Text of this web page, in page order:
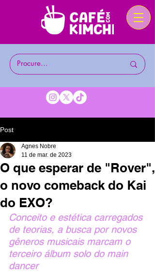
Post
O que esperar de "Rover",
o novo comeback do Kai
do EXO?
Agnes Nobre
11 de mar. de 2023
Conceito e estética carregados
de teorias, a busca por novos
gêneros musicais marcam o
terceiro álbum solo do main
dancer